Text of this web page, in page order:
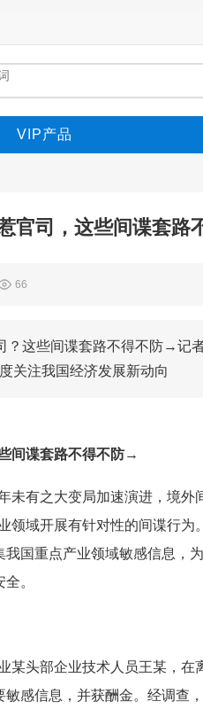
VIP产品
官司，这些间谍套路
66
？这些间谍套路不得不防→记
关注我国经济发展新动向
间谍套路不得不防→
未有之大变局加速演进，境外
领域开展有针对性的间谍行
我国重点产业领域敏感信息，
。
某头部企业技术人员王某，
敏感信息，并获酬金。经调查